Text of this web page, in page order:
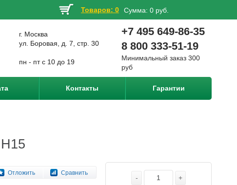
Товаров: 0 Сумма: 0 руб.
г. Москва
ул. Боровая, д. 7, стр. 30
пн - пт с 10 до 19
+7 495 649-86-35
8 800 333-51-19
Минимальный заказ 300
руб
Контакты Гарантии
Отложить Сравнить
- +